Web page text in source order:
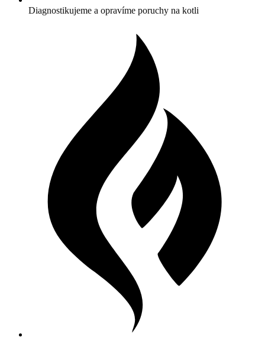
Diagnostikujeme a opravíme poruchy na kotli